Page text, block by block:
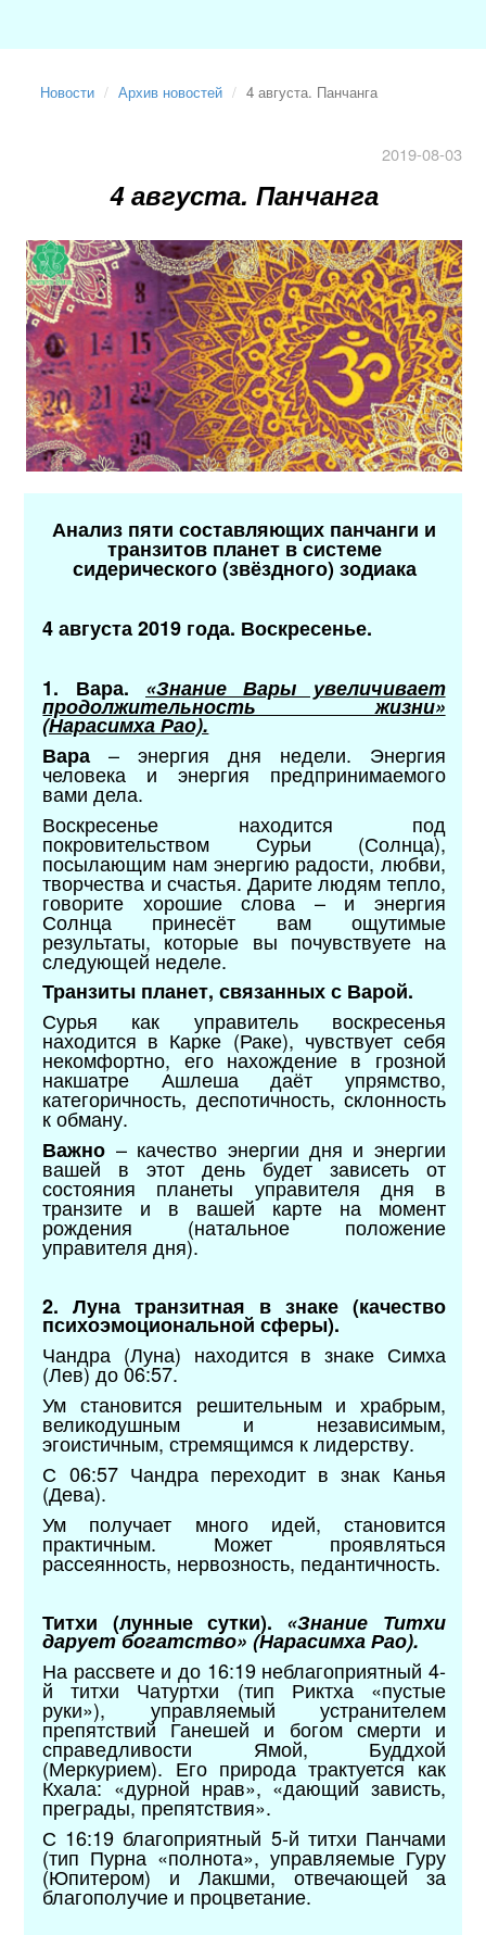
Новости Архив новостей 4 августа. Панчанга
2019-08-03
4 августа. Панчанга
Анализ пяти составляющих панчанги и
транзитов планет в системе
сидерического (звёздного) зодиака
4 августа 2019 года. Воскресенье.
1. Вара. «Знание Вары увеличивает
продолжительность жизни»
(Нарасимха Рао).
Вара – энергия дня недели. Энергия
человека и энергия предпринимаемого
вами дела.
Воскресенье находится под
покровительством Сурьи (Солнца),
посылающим нам энергию радости, любви,
творчества и счастья. Дарите людям тепло,
говорите хорошие слова – и энергия
Солнца принесёт вам ощутимые
результаты, которые вы почувствуете на
следующей неделе.
Транзиты планет, связанных с Варой.
Сурья как управитель воскресенья
находится в Карке (Раке), чувствует себя
некомфортно, его нахождение в грозной
накшатре Ашлеша даёт упрямство,
категоричность, деспотичность, склонность
к обману.
Важно – качество энергии дня и энергии
вашей в этот день будет зависеть от
состояния планеты управителя дня в
транзите и в вашей карте на момент
рождения (натальное положение
управителя дня).
2. Луна транзитная в знаке (качество
психоэмоциональной сферы).
Чандра (Луна) находится в знаке Симха
(Лев) до 06:57.
Ум становится решительным и храбрым,
великодушным и независимым,
эгоистичным, стремящимся к лидерству.
С 06:57 Чандра переходит в знак Канья
(Дева).
Ум получает много идей, становится
практичным. Может проявляться
рассеянность, нервозность, педантичность.
Титхи (лунные сутки). «Знание Титхи
дарует богатство» (Нарасимха Рао).
На рассвете и до 16:19 неблагоприятный 4-
й титхи Чатуртхи (тип Риктха «пустые
руки»), управляемый устранителем
препятствий Ганешей и богом смерти и
справедливости Ямой, Буддхой
(Меркурием). Его природа трактуется как
Кхала: «дурной нрав», «дающий зависть,
преграды, препятствия».
С 16:19 благоприятный 5-й титхи Панчами
(тип Пурна «полнота», управляемые Гуру
(Юпитером) и Лакшми, отвечающей за
благополучие и процветание.